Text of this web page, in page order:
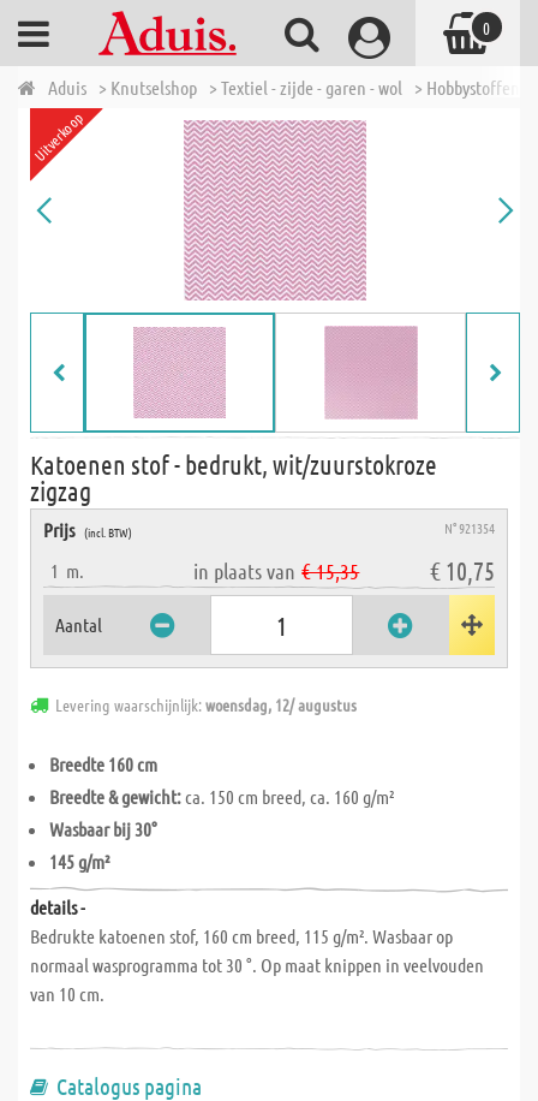
Aduis > Knutselshop > Textiel - zijde - garen - wol > Hobbystoffen
Uitverkoop
Katoenen stof - bedrukt, wit/zuurstokroze
zigzag
Prijs (incl. BTW) N° 921354
1 m. in plaats van € 15,35 € 10,75
Aantal
Levering waarschijnlijk:woensdag, 12/ augustus
Breedte 160 cm
Breedte & gewicht:ca. 150 cm breed, ca. 160 g/m²
Wasbaar bij 30°
145 g/m²
details -
Bedrukte katoenen stof, 160 cm breed, 115 g/m². Wasbaar op
normaal wasprogramma tot 30 °. Op maat knippen in veelvouden
van 10 cm.
Catalogus pagina
0